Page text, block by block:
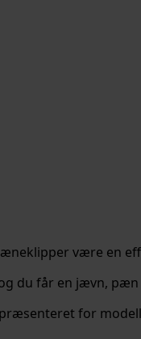
være en
du får en jævn,
for